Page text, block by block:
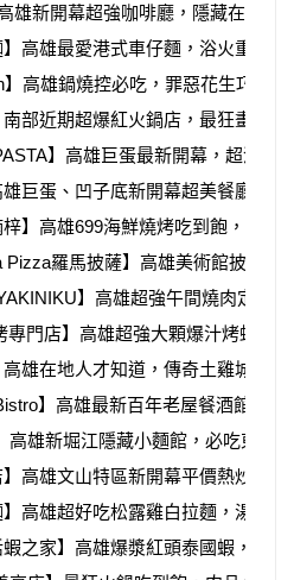
高雄新開幕超強咖啡廳，隱藏在大立
】高雄最愛港式車仔麵，浴火重生
】高雄鍋燒控必吃，罪惡花生巧克
南部近期超爆紅火鍋店，最狂畫糖
】高雄巨蛋最新開幕，超濃郁
雄巨蛋、凹子底新開幕超美餐廳，
梓】高雄699海鮮燒烤吃到飽，漁港
Pizza羅馬披薩】高雄美術館披薩！
】高雄超強午間燒肉定食
專門店】高雄超強大顆爆汁烤蛤蜊
高雄在地人才知道，傳奇土雞城花
】高雄最新百年老屋餐酒館！菜
高雄新堀江隱藏小麵館，必吃東台
】高雄文山特區新開幕平價熱炒，
】高雄超好吃松露雞白拉麵，湯頭
蝦之家】高雄爆漿紅頭泰國蝦，金